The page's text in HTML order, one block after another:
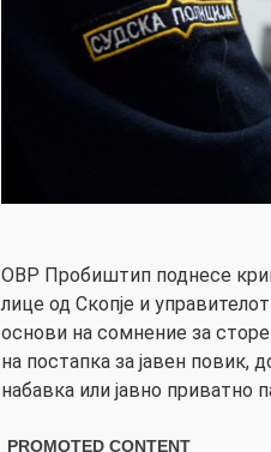
ОВР Пробиштип поднесе
лице од Скопје и
основи на сомнение за
на постапка за јавен повик,
набавка или јавно